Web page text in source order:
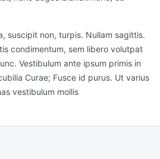
suscipit non, turpis. Nullam sagittis.
condimentum, sem libero volutpat
Vestibulum ante ipsum primis in
Curae; Fusce id purus. Ut varius
vestibulum mollis